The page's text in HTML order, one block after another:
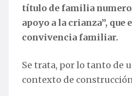
título de familia
apoyo a la crianza”,
convivencia familiar.
Se trata, por lo tanto de
contexto de